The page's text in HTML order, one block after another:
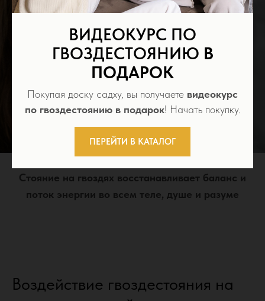
НЕ МОЖЕТЕ ПОДОБРАТЬ
ДОСКУ САДХУ?
Переходите по ссылке и соберите доску по
вашим параметрам!
Стояние на гвоздях восстанавливает баланс и
поток энергии во всем теле, душе и разуме
Воздействие гвоздестояния на
ВИДЕОКУРС ПО
ГВОЗДЕСТОЯНИЮ В
ПОДАРОК
Покупая доску садху, вы получаете видеокурс
по гвоздестоянию в подарок! Начать покупку.
ПЕРЕЙТИ В КАТАЛОГ